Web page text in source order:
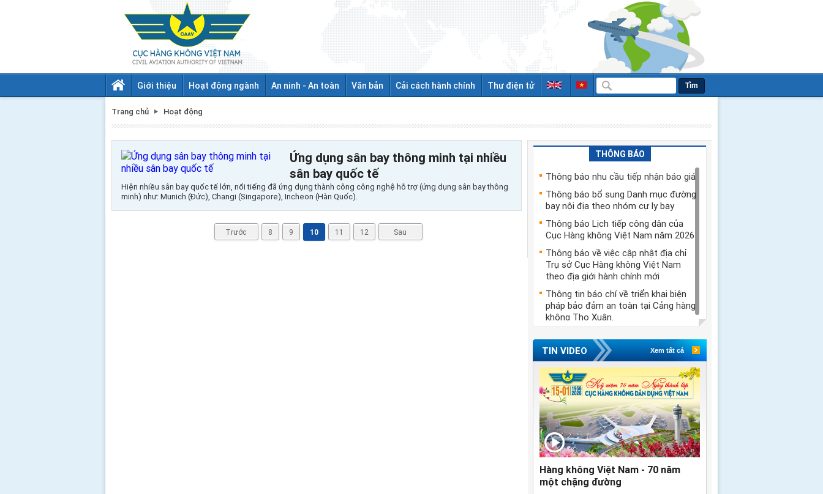
Giới thiệu Hoạt động ngành An ninh - An toàn Văn bản Cải cách hành chính Thư điện tử Tìm
Trang chủ Hoạt động
Ứng dụng sân bay thông minh tại nhiều
sân bay quốc tế
Hiện nhiều sân bay quốc tế lớn, nổi tiếng đã ứng dụng thành công công nghệ hỗ trợ (ứng dụng sân bay thông
minh) như: Munich (Đức), Changi (Singapore), Incheon (Hàn Quốc).
Trước 8 9 10 11 12 Sau
THÔNG BÁO
Thông báo nhu cầu tiếp nhận báo giá
Thông báo bổ sung Danh mục đường
bay nội địa theo nhóm cự ly bay
Thông báo Lịch tiếp công dân của
Cục Hàng không Việt Nam năm 2026
Thông báo về việc cập nhật địa chỉ
Trụ sở Cục Hàng không Việt Nam
theo địa giới hành chính mới
Thông tin báo chí về triển khai biện
pháp bảo đảm an toàn tại Cảng hàng
không Thọ Xuân.
TIN VIDEO Xem tất cả
Hàng không Việt Nam - 70 năm
một chặng đường